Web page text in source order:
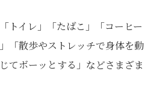
トイレ」「たばこ」「コーヒー
「散歩やストレッチで身体を動
てボーッとする」などさまざま